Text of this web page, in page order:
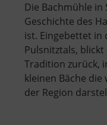
Die Bachmühle in
Geschichte des
ist. Eingebettet in
Pulsnitztals, blickt
Tradition zurück,
kleinen Bäche
der Region